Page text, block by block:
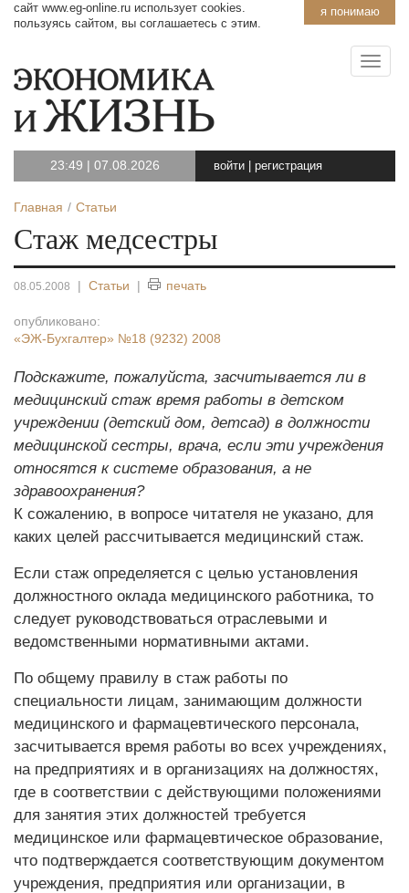
я понимаю
сайт www.eg-online.ru использует cookies.
пользуясь сайтом, вы соглашаетесь с этим.
23:49 | 07.08.2026 войти регистрация
Главная Статьи
Стаж медсестры
08.05.2008 | Статьи | печать
опубликовано:
«ЭЖ-Бухгалтер» №18 (9232) 2008
Подскажите, пожалуйста, засчитывается ли в
медицинский стаж время работы в детском
учреждении (детский дом, детсад) в должности
медицинской сестры, врача, если эти учреждения
относятся к системе образования, а не
здравоохранения?
К сожалению, в вопросе читателя не указано, для
каких целей рассчитывается медицинский стаж.
Если стаж определяется с целью установления
должностного оклада медицинского работника, то
следует руководствоваться отраслевыми и
ведомственными нормативными актами.
По общему правилу в стаж работы по
специальности лицам, занимающим должности
медицинского и фармацевтического персонала,
засчитывается время работы во всех учреждениях,
на предприятиях и в организациях на должностях,
где в соответствии с действующими положениями
для занятия этих должностей требуется
медицинское или фармацевтическое образование,
что подтверждается соответствующим документом
учреждения, предприятия или организации, в